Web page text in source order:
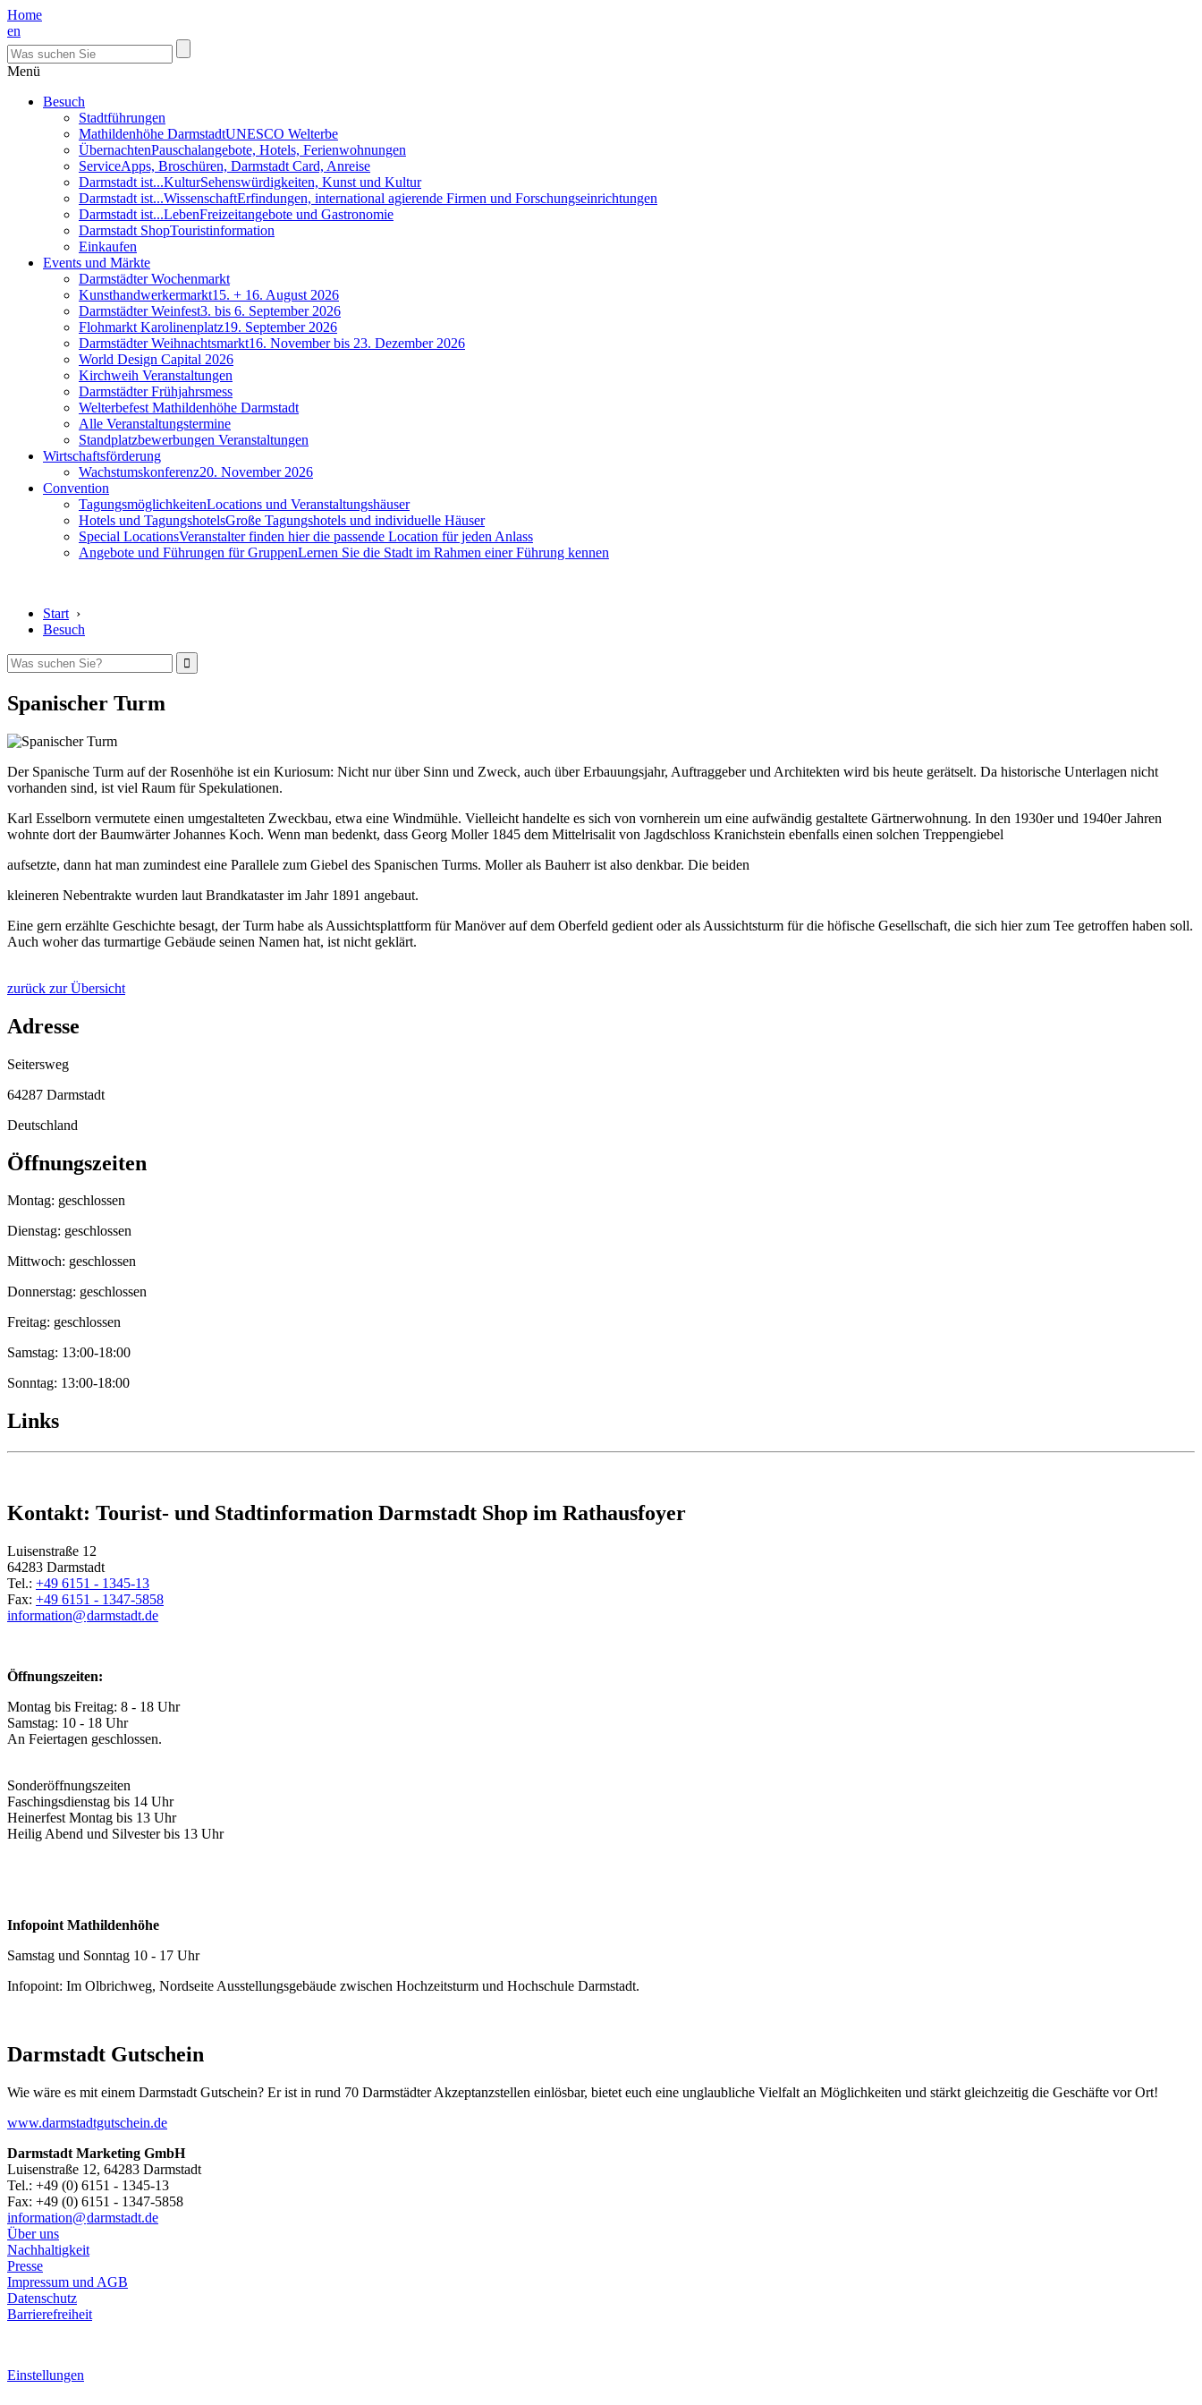
Home
en
Menü
Besuch
Stadtführungen
Mathildenhöhe DarmstadtUNESCO Welterbe
ÜbernachtenPauschalangebote, Hotels, Ferienwohnungen
ServiceApps, Broschüren, Darmstadt Card, Anreise
Darmstadt ist...KulturSehenswürdigkeiten, Kunst und Kultur
Darmstadt ist...WissenschaftErfindungen, international agierende Firmen und Forschungseinrichtungen
Darmstadt ist...LebenFreizeitangebote und Gastronomie
Darmstadt ShopTouristinformation
Einkaufen
Events und Märkte
Darmstädter Wochenmarkt
Kunsthandwerkermarkt15. + 16. August 2026
Darmstädter Weinfest3. bis 6. September 2026
Flohmarkt Karolinenplatz19. September 2026
Darmstädter Weihnachtsmarkt16. November bis 23. Dezember 2026
World Design Capital 2026
Kirchweih Veranstaltungen
Darmstädter Frühjahrsmess
Welterbefest Mathildenhöhe Darmstadt
Alle Veranstaltungstermine
Standplatzbewerbungen Veranstaltungen
Wirtschaftsförderung
Wachstumskonferenz20. November 2026
Convention
TagungsmöglichkeitenLocations und Veranstaltungshäuser
Hotels und TagungshotelsGroße Tagungshotels und individuelle Häuser
Special LocationsVeranstalter finden hier die passende Location für jeden Anlass
Angebote und Führungen für GruppenLernen Sie die Stadt im Rahmen einer Führung kennen
Start ›
Besuch
Spanischer Turm
Der Spanische Turm auf der Rosenhöhe ist ein Kuriosum: Nicht nur über Sinn und Zweck, auch über Erbauungsjahr, Auftraggeber und Architekten wird bis heute gerätselt. Da historische Unterlagen nicht
vorhanden sind, ist viel Raum für Spekulationen.
Karl Esselborn vermutete einen umgestalteten Zweckbau, etwa eine Windmühle. Vielleicht handelte es sich von vornherein um eine aufwändig gestaltete Gärtnerwohnung. In den 1930er und 1940er Jahren
wohnte dort der Baumwärter Johannes Koch. Wenn man bedenkt, dass Georg Moller 1845 dem Mittelrisalit von Jagdschloss Kranichstein ebenfalls einen solchen Treppengiebel
aufsetzte, dann hat man zumindest eine Parallele zum Giebel des Spanischen Turms. Moller als Bauherr ist also denkbar. Die beiden
kleineren Nebentrakte wurden laut Brandkataster im Jahr 1891 angebaut.
Eine gern erzählte Geschichte besagt, der Turm habe als Aussichtsplattform für Manöver auf dem Oberfeld gedient oder als Aussichtsturm für die höfische Gesellschaft, die sich hier zum Tee getroffen haben soll.
Auch woher das turmartige Gebäude seinen Namen hat, ist nicht geklärt.
zurück zur Übersicht
Adresse
Seitersweg
64287 Darmstadt
Deutschland
Öffnungszeiten
Montag: geschlossen
Dienstag: geschlossen
Mittwoch: geschlossen
Donnerstag: geschlossen
Freitag: geschlossen
Samstag: 13:00-18:00
Sonntag: 13:00-18:00
Links
Kontakt: Tourist- und Stadtinformation Darmstadt Shop im Rathausfoyer
Luisenstraße 12
64283 Darmstadt
Tel.: +49 6151 - 1345-13
Fax: +49 6151 - 1347-5858
information@darmstadt.de
Öffnungszeiten:
Montag bis Freitag: 8 - 18 Uhr
Samstag: 10 - 18 Uhr
An Feiertagen geschlossen.
Sonderöffnungszeiten
Faschingsdienstag bis 14 Uhr
Heinerfest Montag bis 13 Uhr
Heilig Abend und Silvester bis 13 Uhr
Infopoint Mathildenhöhe
Samstag und Sonntag 10 - 17 Uhr
Infopoint: Im Olbrichweg, Nordseite Ausstellungsgebäude zwischen Hochzeitsturm und Hochschule Darmstadt.
Darmstadt Gutschein
Wie wäre es mit einem Darmstadt Gutschein? Er ist in rund 70 Darmstädter Akzeptanzstellen einlösbar, bietet euch eine unglaubliche Vielfalt an Möglichkeiten und stärkt gleichzeitig die Geschäfte vor Ort!
www.darmstadtgutschein.de
Darmstadt Marketing GmbH
Luisenstraße 12, 64283 Darmstadt
Tel.: +49 (0) 6151 - 1345-13
Fax: +49 (0) 6151 - 1347-5858
information@darmstadt.de
Über uns
Nachhaltigkeit
Presse
Impressum und AGB
Datenschutz
Barrierefreiheit
Einstellungen